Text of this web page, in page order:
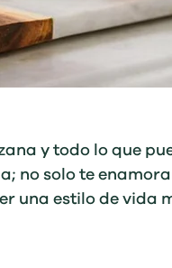
y todo lo que
no solo te
una estilo de vida